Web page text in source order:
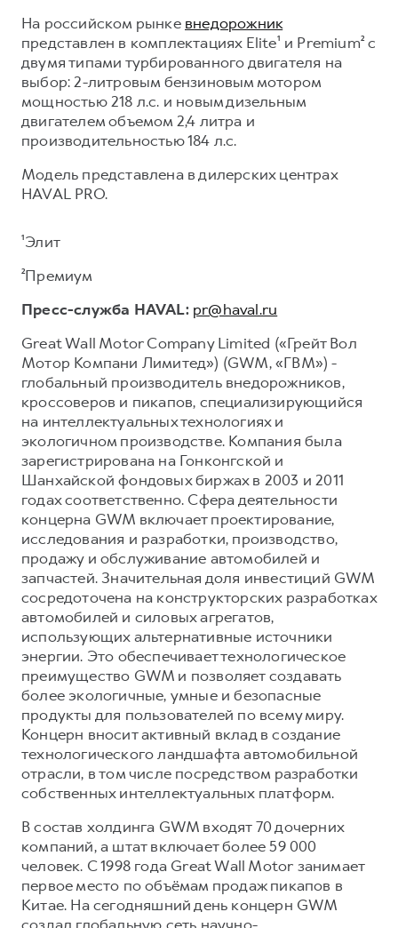
На российском рынке внедорожник
представлен в комплектациях Elite¹ и Premium² с
двумя типами турбированного двигателя на
выбор: 2-литровым бензиновым мотором
мощностью 218 л.с. и новым дизельным
двигателем объемом 2,4 литра и
производительностью 184 л.с.
Модель представлена в дилерских центрах
HAVAL PRO.
¹Элит
²Премиум
Пресс-служба HAVAL: pr@haval.ru
Great Wall Motor Company Limited («Грейт Вол
Мотор Компани Лимитед») (GWM, «ГВМ») -
глобальный производитель внедорожников,
кроссоверов и пикапов, специализирующийся
на интеллектуальных технологиях и
экологичном производстве. Компания была
зарегистрирована на Гонконгской и
Шанхайской фондовых биржах в 2003 и 2011
годах соответственно. Сфера деятельности
концерна GWM включает проектирование,
исследования и разработки, производство,
продажу и обслуживание автомобилей и
запчастей. Значительная доля инвестиций GWM
сосредоточена на конструкторских разработках
автомобилей и силовых агрегатов,
использующих альтернативные источники
энергии. Это обеспечивает технологическое
преимущество GWM и позволяет создавать
более экологичные, умные и безопасные
продукты для пользователей по всему миру.
Концерн вносит активный вклад в создание
технологического ландшафта автомобильной
отрасли, в том числе посредством разработки
собственных интеллектуальных платформ.
В состав холдинга GWM входят 70 дочерних
компаний, а штат включает более 59 000
человек. С 1998 года Great Wall Motor занимает
первое место по объёмам продаж пикапов в
Китае. На сегодняшний день концерн GWM